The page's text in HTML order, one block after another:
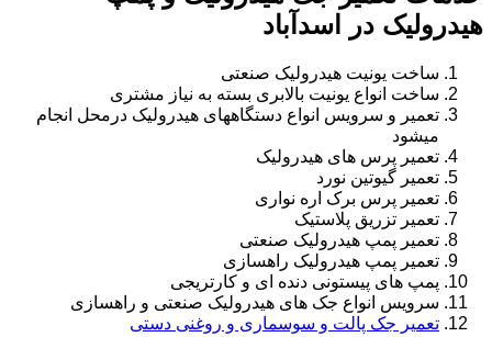
هیدرولیک در اسدآباد
ساخت یونیت هیدرولیک صنعتی
ساخت انواع یونیت بالابری بسته به نیاز مشتری
تعمیر و سرویس انواع دستگاههای هیدرولیک درمحل انجام
میشود
تعمیر پرس های هیدرولیک
تعمیر گیوتین نورد
تعمیر پرس برک اره نواری
تعمیر تزریق پلاستیک
تعمیر پمپ هیدرولیک صنعتی
تعمیر پمپ هیدرولیک راهسازی
پمپ های پیستونی دنده ای و کارتریجی
سرویس انواع جک های هیدرولیک صنعتی و راهسازی
تعمیر جک پالت و سوسماری و روغنی دستی